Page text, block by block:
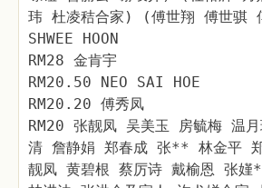
玮 杜凌秸合家) (傅世翔 傅世骐
SHWEE HOON
RM28 金肯宇
RM20.50 NEO SAI HOE
RM20.20 傅秀凤
RM20 张靓凤 吴美玉 房毓梅 温
清 詹静娟 郑春成 张** 林金平
靓凤 黄碧根 蔡厉诗 戴榆恩 张嫤